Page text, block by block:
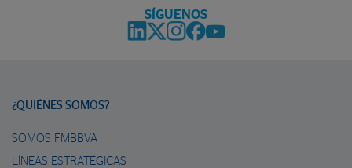
SÍGUENOS
¿QUIÉNES SOMOS?
SOMOS FMBBVA
LÍNEAS ESTRATÉGICAS